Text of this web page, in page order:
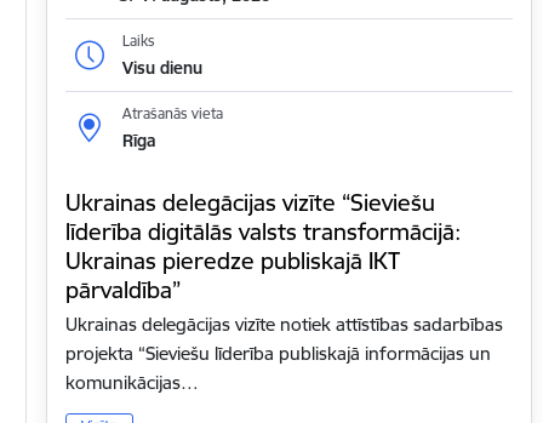
Laiks
Visu dienu
Atrašanās vieta
Rīga
Ukrainas delegācijas vizīte “Sieviešu
līderība digitālās valsts transformācijā:
Ukrainas pieredze publiskajā IKT
pārvaldība”
Ukrainas delegācijas vizīte notiek attīstības sadarbības
projekta “Sieviešu līderība publiskajā informācijas un
komunikācijas…